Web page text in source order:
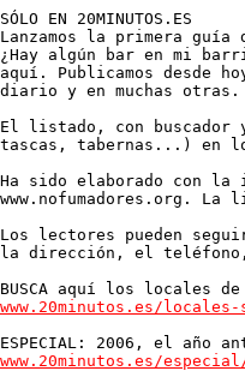
SÓLO EN 20MINUTOS.ES
Lanzamos la primera
¿Hay algún bar en mi
aquí. Publicamos desde
diario y en muchas otras.
El listado, con
tascas, tabernas...) en
Ha sido elaborado con la
www.nofumadores.org.
Los lectores pueden
la dirección, el
www.20minutos.es/locales-
www.20minutos.es/